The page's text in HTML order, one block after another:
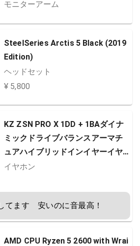
格100*100 多角度調節 クランプ式
モニターアーム
SteelSeries Arctis 5 Black (2019
Edition)
ヘッドセット
¥ 5,800
KZ ZSN PRO X 1DD + 1BAダイナ
ミックドライブバランスアーマチ
ュアハイブリッドインイヤーイヤ
ホン、HIFIベーススポーツDJヘッ
ォンヘッドフォン、2PIN取り外し
可能な有線ヘッドフォン (with mic,
Royal blue)
イヤホン
てます　安いのに音最高！
AMD CPU Ryzen 5 2600 with Wrai